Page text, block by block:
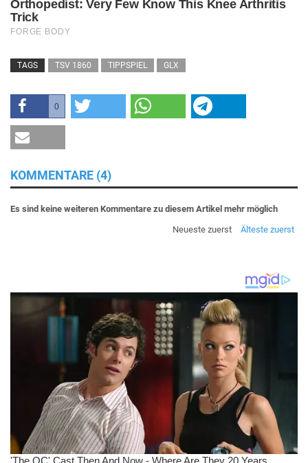
TAGS TSV 1860 TIPPSPIEL GLX
0
KOMMENTARE (4)
Es sind keine weiteren Kommentare zu diesem Artikel mehr möglich
Neueste zuerst
Älteste zuerst